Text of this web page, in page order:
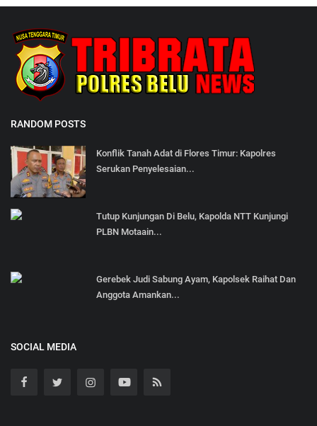
RANDOM POSTS
Konflik Tanah Adat di Flores Timur: Kapolres
Serukan Penyelesaian...
Tutup Kunjungan Di Belu, Kapolda NTT Kunjungi
PLBN Motaain...
Gerebek Judi Sabung Ayam, Kapolsek Raihat Dan
Anggota Amankan...
SOCIAL MEDIA